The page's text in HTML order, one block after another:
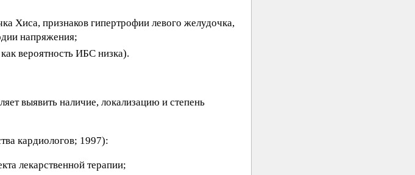
Хиса, признаков гипертрофии левого желудочка,
напряжения;
вероятность ИБС низка).
выявить наличие, локализацию и степень
кардиологов; 1997):
лекарственной терапии;